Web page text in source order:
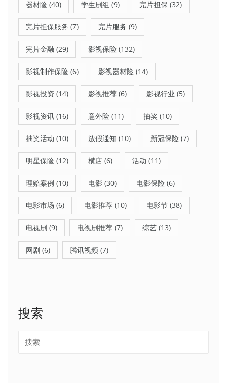
器材险 (40) 学生剧组 (9) 完片担保 (32)
完片担保服务 (7) 完片服务 (9)
完片金融 (29) 影视保险 (132)
影视制作保险 (6) 影视器材险 (14)
影视投资 (14) 影视推荐 (6) 影视行业 (5)
影视资讯 (16) 意外险 (11) 抽奖 (10)
抽奖活动 (10) 放假通知 (10) 新冠保险 (7)
明星保险 (12) 横店 (6) 活动 (11)
理赔案例 (10) 电影 (30) 电影保险 (6)
电影市场 (6) 电影推荐 (10) 电影节 (38)
电视剧 (9) 电视剧推荐 (7) 综艺 (13)
网剧 (6) 腾讯视频 (7)
搜索